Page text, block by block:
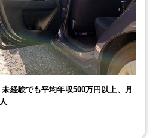
経験でも平均年収500万円以上、月